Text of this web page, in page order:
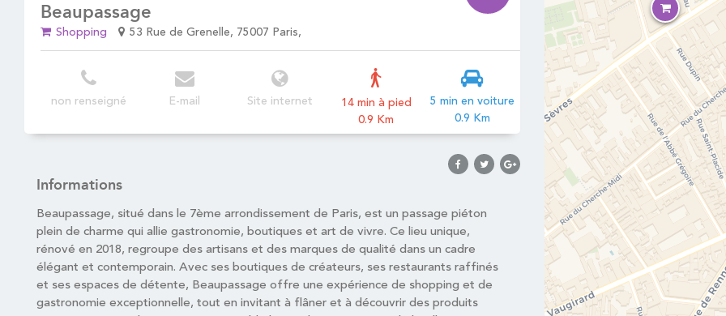
Beaupassage
Shopping 53 Rue de Grenelle, 75007 Paris,
non renseigné E-mail Site internet
14 min à pied
0.9 Km
5 min en voiture
0.9 Km
Informations
Beaupassage, situé dans le 7ème arrondissement de Paris, est un passage piéton
plein de charme qui allie gastronomie, boutiques et art de vivre. Ce lieu unique,
rénové en 2018, regroupe des artisans et des marques de qualité dans un cadre
élégant et contemporain. Avec ses boutiques de créateurs, ses restaurants raffinés
et ses espaces de détente, Beaupassage offre une expérience de shopping et de
gastronomie exceptionnelle, tout en invitant à flâner et à découvrir des produits